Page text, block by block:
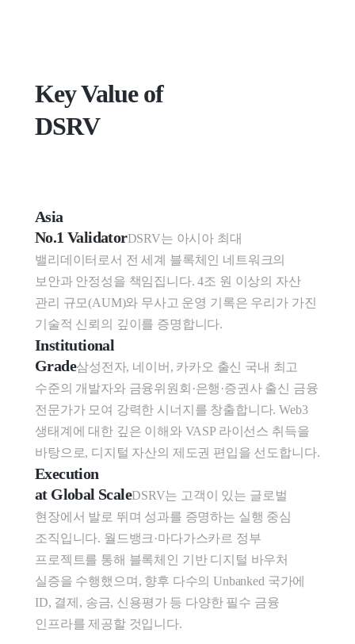
Key Value of
DSRV
Asia
No.1 ValidatorDSRV는 아시아 최대
밸리데이터로서 전 세계 블록체인 네트워크의
보안과 안정성을 책임집니다. 4조 원 이상의 자산
관리 규모(AUM)와 무사고 운영 기록은 우리가 가진
기술적 신뢰의 깊이를 증명합니다.
Institutional
Grade삼성전자, 네이버, 카카오 출신 국내 최고
수준의 개발자와 금융위원회·은행·증권사 출신 금융
전문가가 모여 강력한 시너지를 창출합니다. Web3
생태계에 대한 깊은 이해와 VASP 라이선스 취득을
바탕으로, 디지털 자산의 제도권 편입을 선도합니다.
Execution
at Global ScaleDSRV는 고객이 있는 글로벌
현장에서 발로 뛰며 성과를 증명하는 실행 중심
조직입니다. 월드뱅크·마다가스카르 정부
프로젝트를 통해 블록체인 기반 디지털 바우처
실증을 수행했으며, 향후 다수의 Unbanked 국가에
ID, 결제, 송금, 신용평가 등 다양한 필수 금융
인프라를 제공할 것입니다.